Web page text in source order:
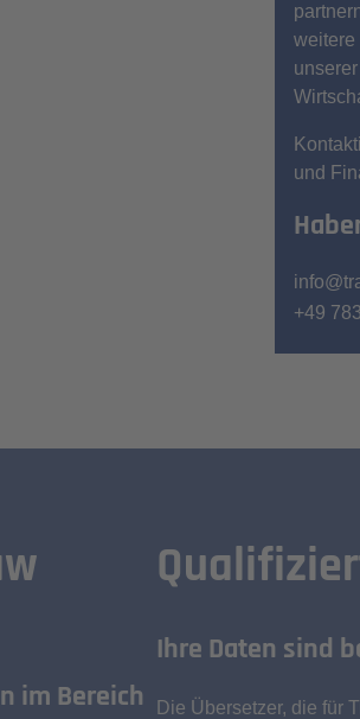
weitere
und
+49
im Bereich
Ihre Daten sind
Die Übersetzer, die für